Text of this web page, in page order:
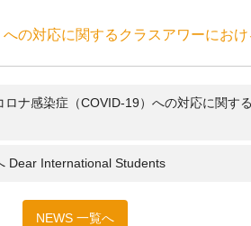
の対応に関するクラスアワーにお
ナ感染症（COVID-19）への対応に関す
Dear International Students
NEWS 一覧へ